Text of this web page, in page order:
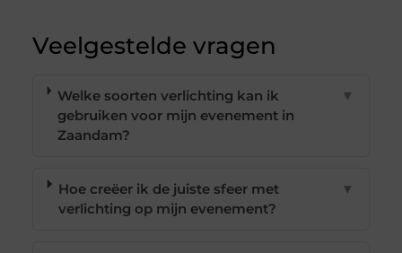
Veelgestelde vragen
Welke soorten verlichting kan ik
gebruiken voor mijn evenement in
Zaandam?
▼
Hoe creëer ik de juiste sfeer met
verlichting op mijn evenement?
▼